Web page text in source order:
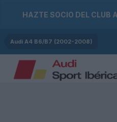
HAZTE SOCIO DEL CLUB
Audi A4 B6/B7 (2002-2008)